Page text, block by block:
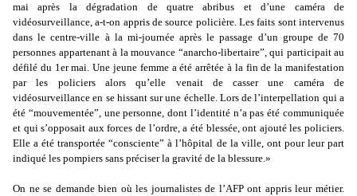
mai après la dégradation de quatre abribus et d’une caméra de
vidéosurveillance, a-t-on appris de source policière. Les faits sont intervenus
dans le centre-ville à la mi-journée après le passage d’un groupe de 70
personnes appartenant à la mouvance “anarcho-libertaire”, qui participait au
défilé du 1er mai. Une jeune femme a été arrêtée à la fin de la manifestation
par les policiers alors qu’elle venait de casser une caméra de
vidéosurveillance en se hissant sur une échelle. Lors de l’interpellation qui a
été “mouvementée”, une personne, dont l’identité n’a pas été communiquée
et qui s’opposait aux forces de l’ordre, a été blessée, ont ajouté les policiers.
Elle a été transportée “consciente” à l’hôpital de la ville, ont pour leur part
indiqué les pompiers sans préciser la gravité de la blessure.»
On ne se demande bien où les journalistes de l’AFP ont appris leur métier.